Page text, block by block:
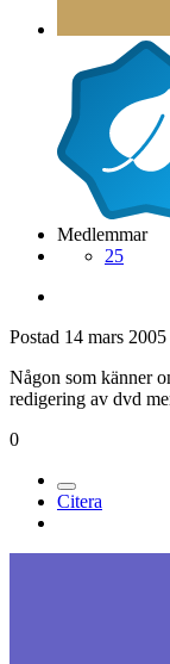
Medlemmar
25
Postad 14 mars 2005
Någon som känner
redigering av dvd
0
Citera